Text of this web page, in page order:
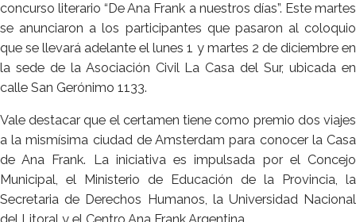
concurso literario “De Ana Frank a nuestros días”. Este martes
se anunciaron a los participantes que pasaron al coloquio
que se llevará adelante el lunes 1 y martes 2 de diciembre en
la sede de la Asociación Civil La Casa del Sur, ubicada en
calle San Gerónimo 1133.
Vale destacar que el certamen tiene como premio dos viajes
a la mismísima ciudad de Amsterdam para conocer la Casa
de Ana Frank. La iniciativa es impulsada por el Concejo
Municipal, el Ministerio de Educación de la Provincia, la
Secretaria de Derechos Humanos, la Universidad Nacional